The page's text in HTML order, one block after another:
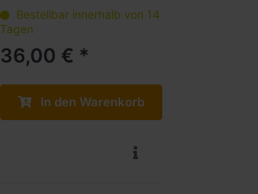
Bestellbar innerhalb von 14
Tagen
36,00 € *
In den Warenkorb